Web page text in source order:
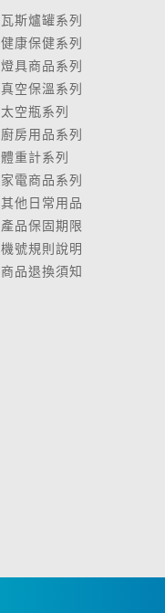
瓦斯爐罐系列
健康保健系列
燈具商品系列
真空保溫系列
太空瓶系列
廚房用品系列
體重計系列
家電商品系列
其他日常用品
產品保固期限
機號規則說明
商品退換須知